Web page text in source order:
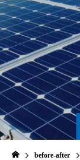
before-after